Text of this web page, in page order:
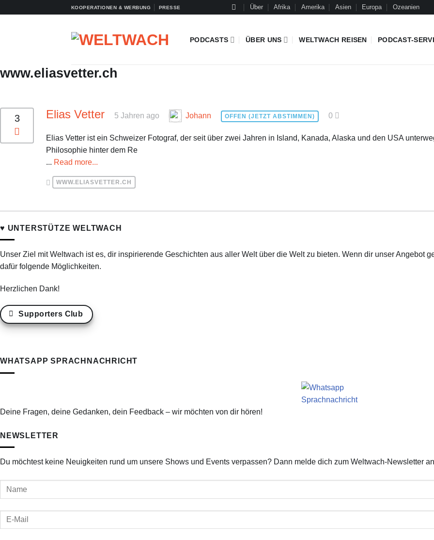
KOOPERATIONEN & WERBUNG PRESSE Über Afrika Amerika Asien Europa Ozeanien
PODCASTS ÜBER UNS WELTWACH REISEN PODCAST-
www.eliasvetter.ch
3 Elias Vetter 5 Jahren ago Johann OFFEN (JETZT ABSTIMMEN) 0
Elias Vetter ist ein Schweizer Fotograf, der seit über zwei Jahren in Island, Kanada, Alaska und den USA
Philosophie hinter dem Re
... Read more...
WWW.ELIASVETTER.CH
♥ UNTERSTÜTZE WELTWACH
Unser Ziel mit Weltwach ist es, dir inspirierende Geschichten aus aller Welt über die Welt zu bieten. Wenn dir unser Angebot
dafür folgende Möglichkeiten.
Herzlichen Dank!
Supporters Club
WHATSAPP SPRACHNACHRICHT
Deine Fragen, deine Gedanken, dein Feedback – wir möchten von dir hören!
NEWSLETTER
Du möchtest keine Neuigkeiten rund um unsere Shows und Events verpassen? Dann melde dich zum Weltwach-Newsletter